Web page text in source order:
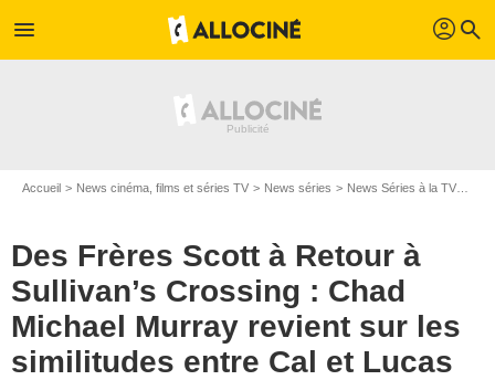
menu profil search
Accueil News cinéma, films et séries TV News séries News Séries à la TV
Des Frères Scott à Retour à
Sullivan’s Crossing : Chad
Michael Murray revient sur les
similitudes entre Cal et Lucas